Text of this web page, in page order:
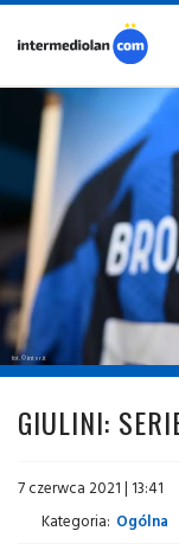
fot. © inter.it
GIULINI:
7 czerwca 2021 | 13:41
Kategoria: Ogólna